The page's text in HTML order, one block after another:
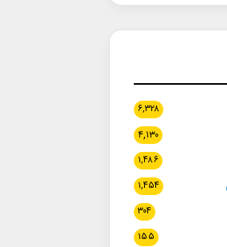
۶,۳۲۸
۴,۱۳۰
۱,۴۸۶
۱,۴۵۴
۳۰۴
۱۵۵